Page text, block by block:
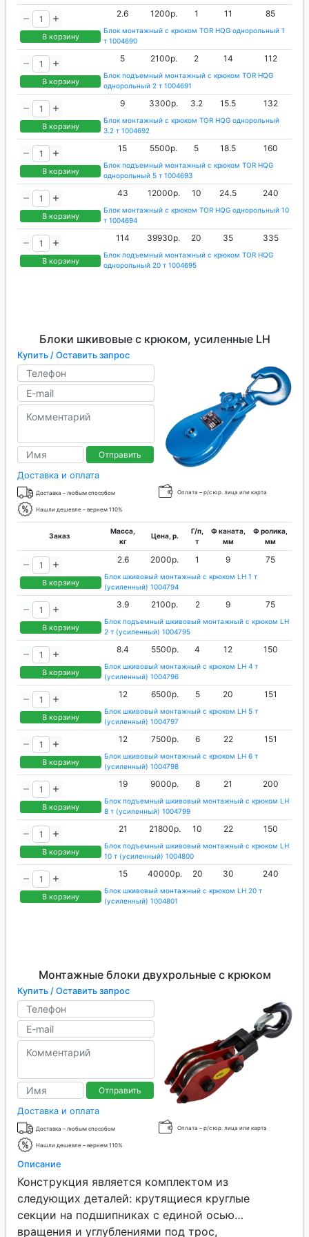
В корзину
2.6 1200р. 1 11 85
Блок монтажный с крюком TOR HQG однорольный 1
т 1004690
В корзину
5 2100р. 2 14 112
Блок подъемный монтажный с крюком TOR HQG
однорольный 2 т 1004691
В корзину
9 3300р. 3.2 15.5 132
Блок монтажный с крюком TOR HQG однорольный
3.2 т 1004692
В корзину
15 5500р. 5 18.5 160
Блок подъемный монтажный с крюком TOR HQG
однорольный 5 т 1004693
В корзину
43 12000р. 10 24.5 240
Блок монтажный с крюком TOR HQG однорольный 10
т 1004694
В корзину
114 39930р. 20 35 335
Блок подъемный монтажный с крюком TOR HQG
однорольный 20 т 1004695
Блоки шкивовые с крюком, усиленные LH
Купить / Оставить запрос
Отправить
Доставка и оплата
Доставка – любым способом Оплата – р/с юр. лица или карта
Нашли дешевле – вернем 110%
Заказ
Масса,
кг
Цена, р.
Г/п,
т
Ф каната,
мм
Ф ролика,
мм
В корзину
2.6 2000р. 1 9 75
Блок шкивовый монтажный с крюком LH 1 т
(усиленный) 1004794
В корзину
3.9 2100р. 2 9 75
Блок подъемный шкивовый монтажный с крюком LH
2 т (усиленный) 1004795
В корзину
8.4 5500р. 4 12 150
Блок шкивовый монтажный с крюком LH 4 т
(усиленный) 1004796
В корзину
12 6500р. 5 20 151
Блок шкивовый монтажный с крюком LH 5 т
(усиленный) 1004797
В корзину
12 7500р. 6 22 151
Блок шкивовый монтажный с крюком LH 6 т
(усиленный) 1004798
В корзину
19 9000р. 8 21 200
Блок подъемный шкивовый монтажный с крюком LH
8 т (усиленный) 1004799
В корзину
21 21800р. 10 22 150
Блок подъемный шкивовый монтажный с крюком LH
10 т (усиленный) 1004800
В корзину
15 40000р. 20 30 240
Блок шкивовый монтажный с крюком LH 20 т
(усиленный) 1004801
Монтажные блоки двухрольные с крюком
Купить / Оставить запрос
Отправить
Доставка и оплата
Доставка – любым способом Оплата – р/с юр. лица или карта
Нашли дешевле – вернем 110%
Описание
Конструкция является комплектом из
следующих деталей: крутящиеся круглые
секции на подшипниках с единой осью
вращения и углублениями под трос,